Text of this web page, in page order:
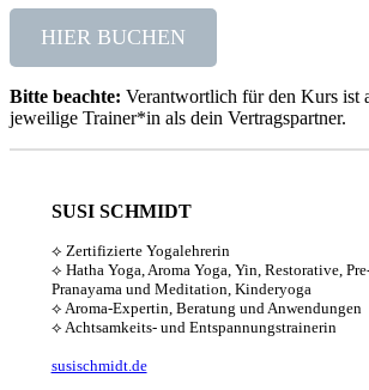
HIER BUCHEN
Bitte beachte: Verantwortlich für den Kurs ist
jeweilige Trainer*in als dein Vertragspartner.
SUSI SCHMIDT
⟡ Zertifizierte Yogalehrerin
⟡ Hatha Yoga, Aroma Yoga, Yin, Restorative,
Pranayama und Meditation, Kinderyoga
⟡ Aroma-Expertin, Beratung und Anwendungen
⟡ Achtsamkeits- und Entspannungstrainerin
susischmidt.de